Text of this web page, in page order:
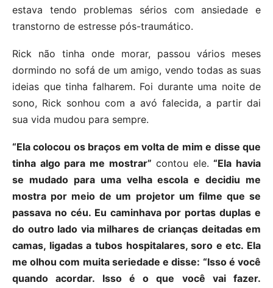
estava tendo problemas sérios com ansiedade e
transtorno de estresse pós-traumático.
Rick não tinha onde morar, passou vários meses
dormindo no sofá de um amigo, vendo todas as suas
ideias que tinha falharem. Foi durante uma noite de
sono, Rick sonhou com a avó falecida, a partir dai
sua vida mudou para sempre.
“Ela colocou os braços em volta de mim e disse que
tinha algo para me mostrar” contou ele.“Ela havia
se mudado para uma velha escola e decidiu me
mostra por meio de um projetor um filme que se
passava no céu. Eu caminhava por portas duplas e
do outro lado via milhares de crianças deitadas em
camas, ligadas a tubos hospitalares, soro e etc. Ela
me olhou com muita seriedade e disse: “Isso é você
quando acordar. Isso é o que você vai fazer.